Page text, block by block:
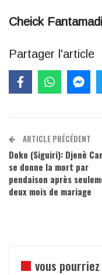
Cheick
Partager l'article
ARTICLE PRÉCÉDENT
Doko (Siguiri): Djenè
se donne la mort par
pendaison après
deux mois de mariage
vous